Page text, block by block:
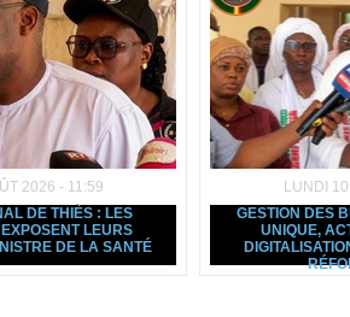
2026 - 11:59
DE THIÈS : LES
LEURS
DE LA SANTÉ
LUNDI
GESTION DES
UNIQUE,